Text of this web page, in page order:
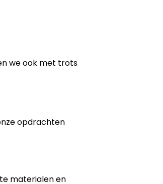
we ook met trots
opdrachten
materialen en